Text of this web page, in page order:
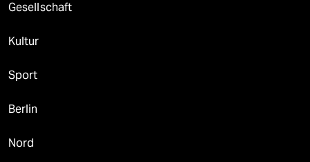
Gesellschaft
Kultur
Sport
Berlin
Nord